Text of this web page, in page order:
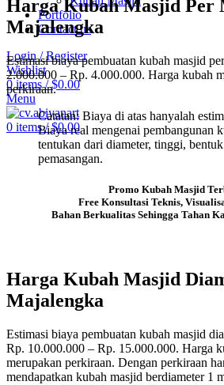
Portfolio
Contact us
Login / Register
Wishlist
0items / $0.00
Menu
0 items / $0.00
Harga Kubah Masjid Per
Majalengka
Estimasi biaya pembuatan kubah masjid
2.000.000 – Rp. 4.000.000. Harga kubah
perkiraan.
Catatan: Biaya di atas hanyalah
Biaya real mengenai pembangunan
tentukan dari diameter, tinggi,
pemasangan.
Promo Kubah Masjid
Free Konsultasi Teknis,
Bahan Berkualitas Sehingga Tahan
Harga Kubah Masjid
Majalengka
Estimasi biaya pembuatan kubah masjid
Rp. 10.000.000 – Rp. 15.000.000. Harga
merupakan perkiraan. Dengan perkiraan
mendapatkan kubah masjid berdiameter 1